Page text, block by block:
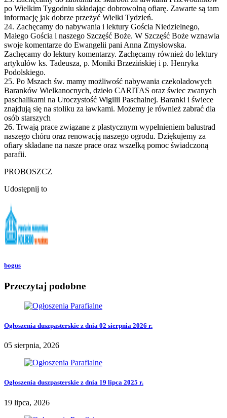
po Wielkim Tygodniu składając dobrowolną ofiarę. Zawarte są tam
informację jak dobrze przeżyć Wielki Tydzień.
24. Zachęcamy do nabywania i lektury Gościa Niedzielnego,
Małego Gościa i naszego Szczęść Boże. W Szczęść Boże wznawia
swoje komentarze do Ewangelii pani Anna Zmysłowska.
Zachęcamy do lektury komentarzy. Zachęcamy również do lektury
artykułów ks. Tadeusza, p. Moniki Brzezińskiej i p. Henryka
Podolskiego.
25. Po Mszach św. mamy możliwość nabywania czekoladowych
Baranków Wielkanocnych, dzieło CARITAS oraz świec zwanych
paschalikami na Uroczystość Wigilii Paschalnej. Baranki i świece
znajdują się na stoliku za ławkami. Możemy je również zabrać dla
osób starszych
26. Trwają prace związane z plastycznym wypełnieniem balustrad
naszego chóru oraz renowacją naszego ogrodu. Dziękujemy za
ofiary składane na nasze prace oraz wszelką pomoc świadczoną
parafii.
PROBOSZCZ
Udostępnij to
bogus
Przeczytaj podobne
Ogłoszenia duszpasterskie z dnia 02 sierpnia 2026 r.
05 sierpnia, 2026
Ogłoszenia duszpasterskie z dnia 19 lipca 2025 r.
19 lipca, 2026